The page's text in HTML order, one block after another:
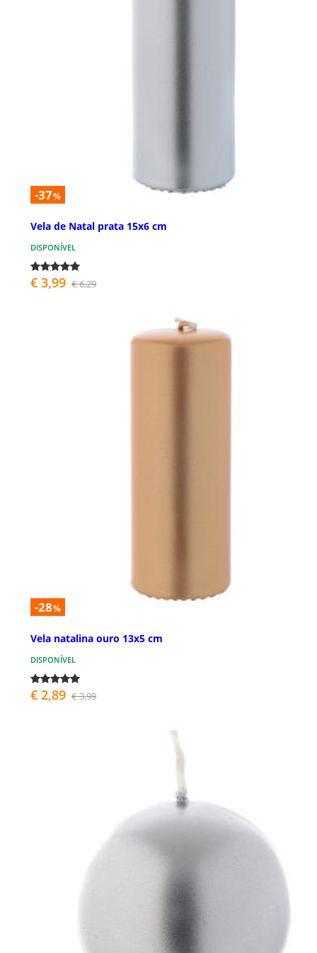
-37%
Vela de Natal prata 15x6 cm
DISPONÍVEL
€ 3,99 € 6,29
-28%
Vela natalina ouro 13x5 cm
DISPONÍVEL
€ 2,89 € 3,99